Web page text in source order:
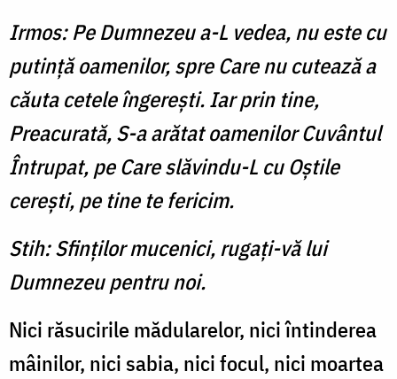
Irmos: Pe Dumnezeu a-L vedea, nu este cu
putinţă oamenilor, spre Care nu cutează a
căuta cetele îngereşti. Iar prin tine,
Preacurată, S-a arătat oamenilor Cuvântul
Întrupat, pe Care slăvindu-L cu Oştile
cereşti, pe tine te fericim.
Stih: Sfinţilor mucenici, rugaţi-vă lui
Dumnezeu pentru noi.
Nici răsucirile mădularelor, nici întinderea
mâinilor, nici sabia, nici focul, nici moartea